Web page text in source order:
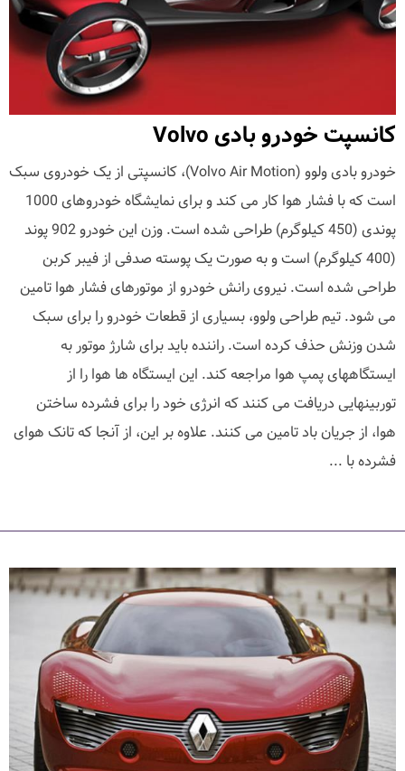
کانسپت خودرو بادی Volvo
خودرو بادی ولوو (Volvo Air Motion)، کانسپتی از یک خودروی سبک
است که با فشار هوا کار می کند و برای نمایشگاه خودروهای 1000
پوندی (450 کیلوگرم) طراحی شده است. وزن این خودرو 902 پوند
(400 کیلوگرم) است و به صورت یک پوسته صدفی از فیبر کربن
طراحی شده است. نیروی رانش خودرو از موتورهای فشار هوا تامین
می شود. تیم طراحی ولوو، بسیاری از قطعات خودرو را برای سبک
شدن وزنش حذف کرده است. راننده باید برای شارژ موتور به
ایستگاههای پمپ هوا مراجعه کند. این ایستگاه ها هوا را از
توربینهایی دریافت می کنند که انرژی خود را برای فشرده ساختن
هوا، از جریان باد تامین می کنند. علاوه بر این، از آنجا که تانک هوای
فشرده با ...